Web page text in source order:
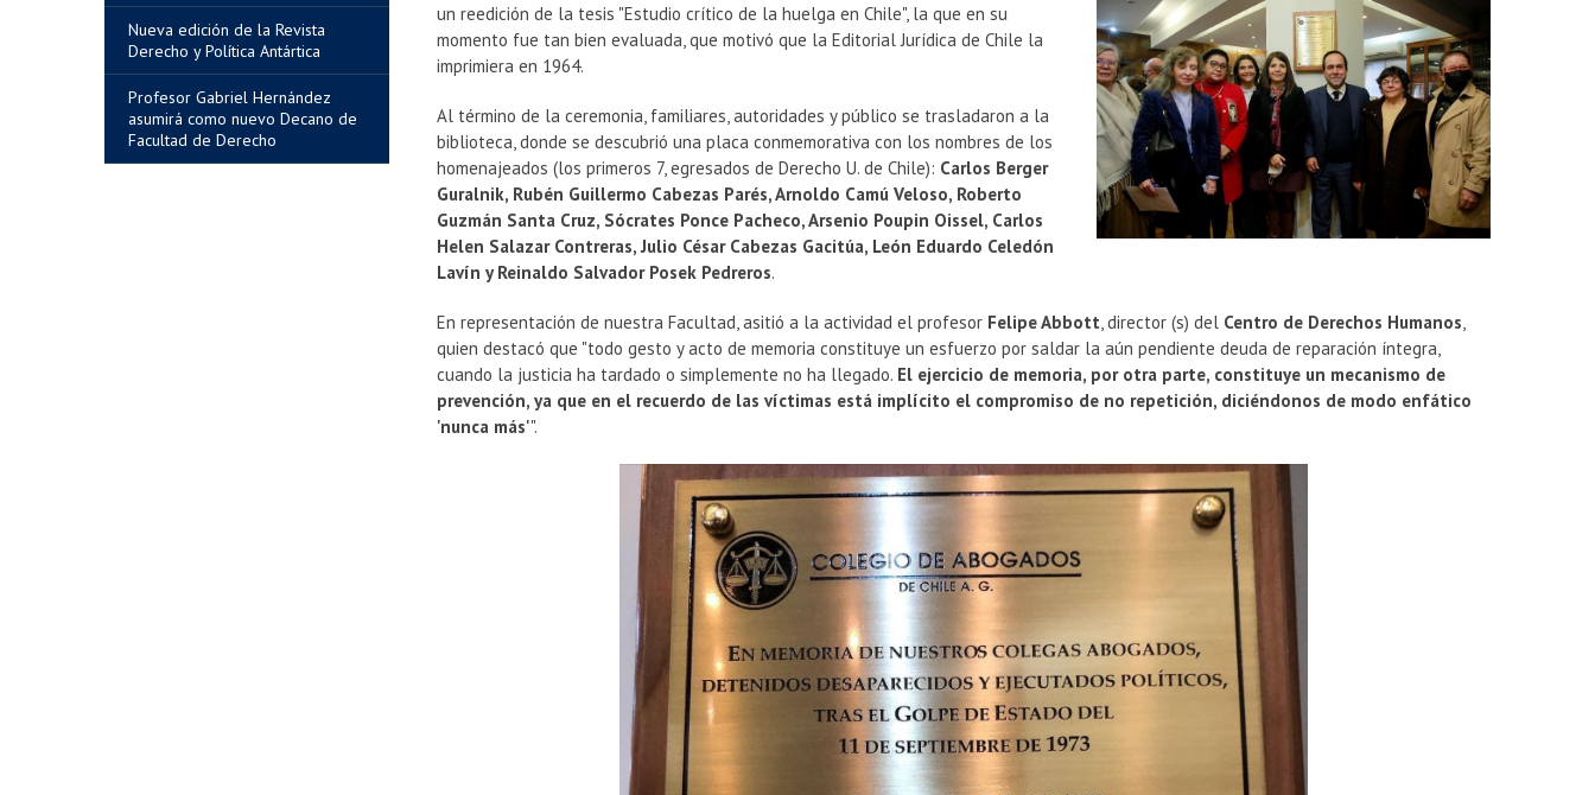
Nueva edición de la Revista
Derecho y Política Antártica
Profesor Gabriel Hernández
asumirá como nuevo Decano de
Facultad de Derecho
un reedición de la tesis "Estudio crítico de la huelga en Chile", la que en su
momento fue tan bien evaluada, que motivó que la Editorial Jurídica de Chile la
imprimiera en 1964.
Al término de la ceremonia, familiares, autoridades y público se trasladaron a la
biblioteca, donde se descubrió una placa conmemorativa con los nombres de los
homenajeados (los primeros 7, egresados de Derecho U. de Chile): Carlos Berger
Guralnik, Rubén Guillermo Cabezas Parés, Arnoldo Camú Veloso, Roberto
Guzmán Santa Cruz, Sócrates Ponce Pacheco, Arsenio Poupin Oissel, Carlos
Helen Salazar Contreras, Julio César Cabezas Gacitúa, León Eduardo Celedón
Lavín y Reinaldo Salvador Posek Pedreros.
En representación de nuestra Facultad, asitió a la actividad el profesor Felipe Abbott, director (s) del Centro de Derechos Humanos,
quien destacó que "todo gesto y acto de memoria constituye un esfuerzo por saldar la aún pendiente deuda de reparación íntegra,
cuando la justicia ha tardado o simplemente no ha llegado. El ejercicio de memoria, por otra parte, constituye un mecanismo de
prevención, ya que en el recuerdo de las víctimas está implícito el compromiso de no repetición, diciéndonos de modo enfático
'nunca más'".